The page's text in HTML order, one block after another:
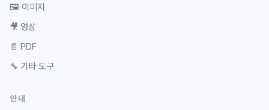
🖼️ 이미지
🎥 영상
📄 PDF
🔧 기타 도구
안내